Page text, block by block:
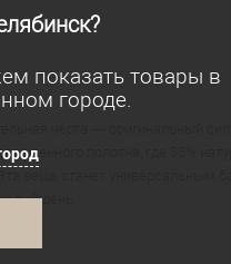
показать товары в
городе.
черта — оригинальный
полотна, где 85%
вещь станет универсальным
день.